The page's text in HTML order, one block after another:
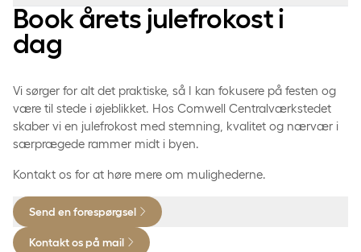
Øl, vin og vand ad libitum hele aftenen til kl. 01.30.
Spiritus tilgængelig i baren mod betaling.
Julemenu
Underholdning
Øl, vin og vand hele aftenen.
Kom og oplev
Rasmus Walter
Det kolde
Karrysild med æbler og dild
Æg, rejer, mayo og karse
Fiskefilet med grov remoulade, citron og dild
Book årets julefrokost i
dag
Vi sørger for alt det praktiske, så I kan fokusere på festen og
være til stede i øjeblikket. Hos Comwell Centralværkstedet
skaber vi en julefrokost med stemning, kvalitet og nærvær i
særprægede rammer midt i byen.
Kontakt os for at høre mere om mulighederne.
Send en forespørgsel
Kontakt os på mail